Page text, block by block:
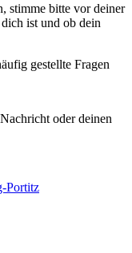
stimme bitte vor deiner
ist und ob dein
gestellte Fragen
oder deinen
Portitz